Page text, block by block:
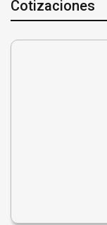
Cotizaciones